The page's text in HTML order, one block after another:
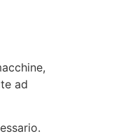
ad